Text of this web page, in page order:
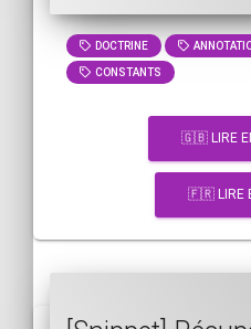
DOCTRINE
CONSTANTS
🇬🇧 LIRE
🇫🇷 LIRE